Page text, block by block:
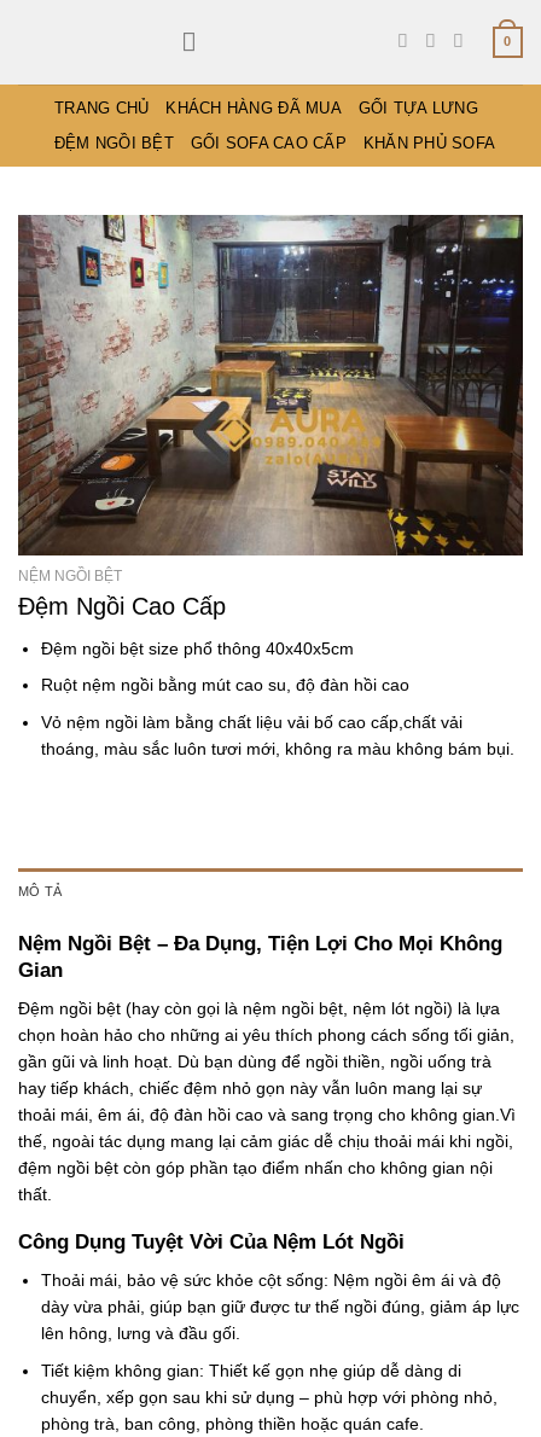
0
TRANG CHỦ KHÁCH HÀNG ĐÃ MUA
GỐI TỰA LƯNG
ĐỆM NGỒI BỆT
GỐI SOFA CAO CẤP KHĂN PHỦ SOFA
NỆM NGỒI BỆT
Đệm Ngồi Cao Cấp
Đệm ngồi bệt size phổ thông 40x40x5cm
Ruột nệm ngồi bằng mút cao su, độ đàn hồi cao
Vỏ nệm ngồi làm bằng chất liệu vải bố cao cấp,chất vải
thoáng, màu sắc luôn tươi mới, không ra màu không bám bụi.
MÔ TẢ
Nệm Ngồi Bệt – Đa Dụng, Tiện Lợi Cho Mọi Không
Gian
Đệm ngồi bệt (hay còn gọi là nệm ngồi bệt nệm lót ngồi) là lựa
chọn hoàn hảo cho những ai yêu thích phong cách sống tối giản,
gần gũi và linh hoạt. Dù bạn dùng để ngồi thiền , ngồi uống trà
hay tiếp khách, chiếc đệm nhỏ gọn này vẫn luôn mang lại sự
thoải mái, êm ái, độ đàn hồi cao và sang trọng cho không gian.Vì
thế, ngoài tác dụng mang lại cảm giác dễ chịu thoải mái khi ngồi,
đệm ngồi bệt còn góp phần tạo điểm nhấn cho không gian nội
thất.
Công Dụng Tuyệt Vời Của Nệm Lót Ngồi
Thoải mái, bảo vệ sức khỏe cột sống: Nệm ngồi êm ái và độ
dày vừa phải, giúp bạn giữ được tư thế ngồi đúng, giảm áp lực
lên hông, lưng và đầu gối.
Tiết kiệm không gian: Thiết kế gọn nhẹ giúp dễ dàng di
chuyển, xếp gọn sau khi sử dụng – phù hợp với phòng nhỏ,
phòng trà, ban công, phòng thiền hoặc quán cafe.